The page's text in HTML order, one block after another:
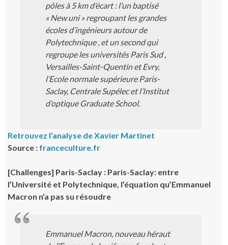
pôles à 5 km d’écart : l’un baptisé
« New uni » regroupant les grandes
écoles d’ingénieurs autour de
Polytechnique , et un second qui
regroupe les universités Paris Sud ,
Versailles-Saint-Quentin et Evry,
l’Ecole normale supérieure Paris-
Saclay, Centrale Supélec et l’Institut
d’optique Graduate School.
Retrouvez l’analyse de Xavier Martinet
Source : franceculture.fr
[Challenges] Paris-Saclay : Paris-Saclay: entre
l’Université et Polytechnique, l’équation qu’Emmanuel
Macron n’a pas su résoudre
Emmanuel Macron, nouveau héraut